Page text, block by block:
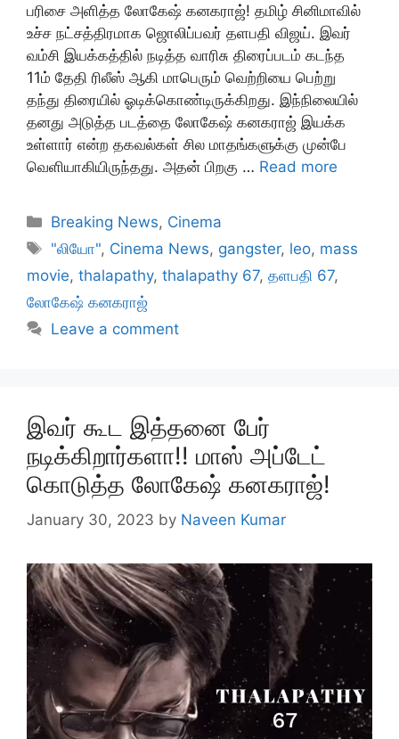
பரிசை அளித்த லோகேஷ் கனகராஜ்! தமிழ் சினிமாவில்
உச்ச நட்சத்திரமாக ஜொலிப்பவர் தளபதி விஜய். இவர்
வம்சி இயக்கத்தில் நடித்த வாரிசு திரைப்படம் கடந்த
11ம் தேதி ரிலீஸ் ஆகி மாபெரும் வெற்றியை பெற்று
தந்து திரையில் ஓடிக்கொண்டிருக்கிறது. இந்நிலையில்
தனது அடுத்த படத்தை லோகேஷ் கனகராஜ் இயக்க
உள்ளார் என்ற தகவல்கள் சில மாதங்களுக்கு முன்பே
வெளியாகியிருந்தது. அதன் பிறகு … Read more
Categories
Breaking News, Cinema
Tags
"லியோ", Cinema News, gangster, leo, mass
movie, thalapathy, thalapathy 67, தளபதி 67,
லோகேஷ் கனகராஜ்
Leave a comment
இவர் கூட இத்தனை பேர்
நடிக்கிறார்களா!! மாஸ் அப்டேட்
கொடுத்த லோகேஷ் கனகராஜ்!
January 30, 2023 by Naveen Kumar